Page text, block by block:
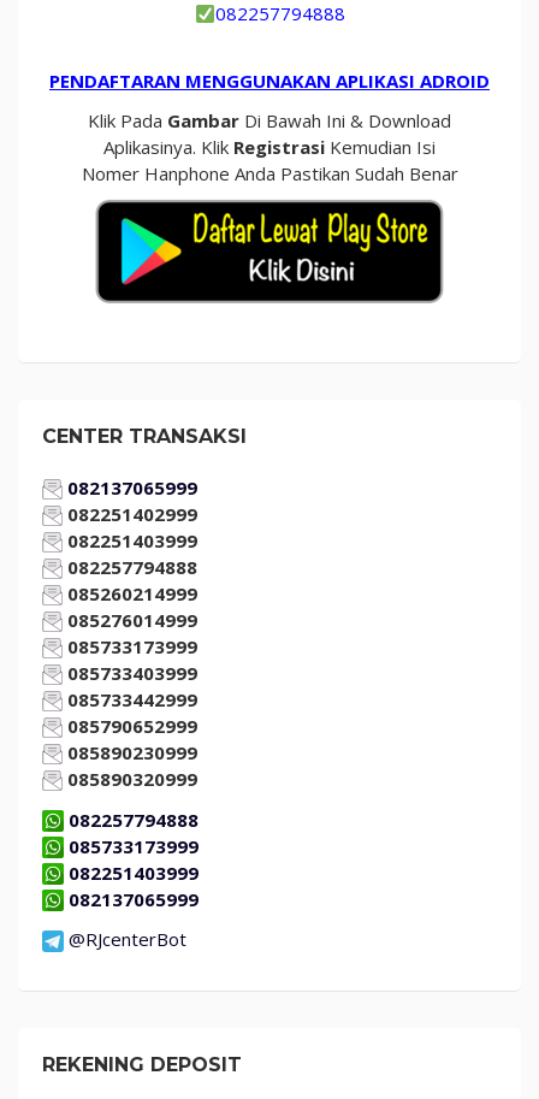
082257794888
PENDAFTARAN MENGGUNAKAN APLIKASI ADROID
Klik Pada Gambar Di Bawah Ini & Download
Aplikasinya. Klik Registrasi Kemudian Isi
Nomer Hanphone Anda Pastikan Sudah Benar
CENTER TRANSAKSI
082137065999
082251402999
082251403999
082257794888
085260214999
085276014999
085733173999
085733403999
085733442999
085790652999
085890230999
085890320999
082257794888
085733173999
082251403999
082137065999
@RJcenterBot
REKENING DEPOSIT